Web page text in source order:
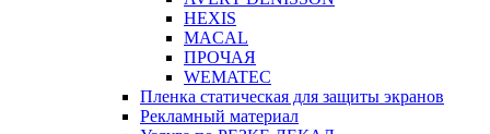
HEXIS
MACAL
ПРОЧАЯ
WEMATEC
Пленка статическая для защиты экранов
Рекламный материал